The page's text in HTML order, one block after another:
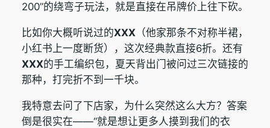
200”的绕弯子玩法，就是直接在吊牌价上往下砍。
比如你大概听说过的XXX （他家那条不对称半裙，
小红书上一度断货），这次经典款直接6折。还有
XXX的手工编织包，夏天背出门被问过三次链接的
那种，打完折不到一千块。
我特意去问了下店家，为什么突然这么大方？答案
倒是很实在——“就是想让更多人摸到我们的衣